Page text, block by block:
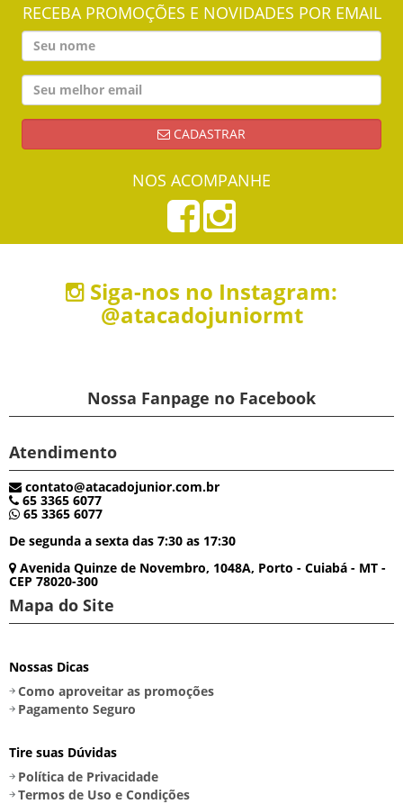
RECEBA PROMOÇÕES E NOVIDADES POR EMAIL
CADASTRAR
NOS ACOMPANHE
Siga-nos no Instagram:
@atacadojuniormt
Nossa Fanpage no Facebook
Atendimento
contato@atacadojunior.com.br
65 3365 6077
65 3365 6077
De segunda a sexta das 7:30 as 17:30
Avenida Quinze de Novembro, 1048A, Porto - Cuiabá - MT -
CEP 78020-300
Mapa do Site
Nossas Dicas
Como aproveitar as promoções
Pagamento Seguro
Tire suas Dúvidas
Política de Privacidade
Termos de Uso e Condições